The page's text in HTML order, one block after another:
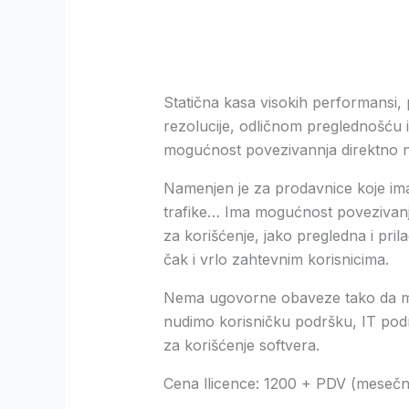
Statična kasa visokih
rezolucije, odličnom preglednošću
mogućnost povezivannja direktno
Namenjen je za prodavnice koje
trafike… Ima mogućnost
za korišćenje, jako pregledna i
čak i vrlo zahtevnim korisnicima.
Nema ugovorne obaveze tako da
nudimo korisničku podršku, IT
za korišćenje softvera.
Cena llicence: 1200 + PDV